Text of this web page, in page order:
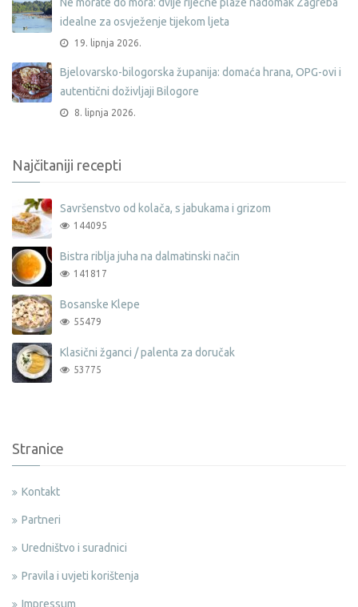
Ne morate do mora: dvije riječne plaže nadomak Zagreba
idealne za osvježenje tijekom ljeta
19. lipnja 2026.
Bjelovarsko-bilogorska županija: domaća hrana, OPG-ovi i
autentični doživljaji Bilogore
8. lipnja 2026.
Najčitaniji recepti
Savršenstvo od kolača, s jabukama i grizom
144095
Bistra riblja juha na dalmatinski način
141817
Bosanske Klepe
55479
Klasični žganci / palenta za doručak
53775
Stranice
Kontakt
Partneri
Uredništvo i suradnici
Pravila i uvjeti korištenja
Impressum